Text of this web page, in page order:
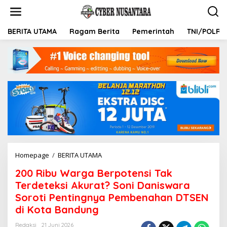
t
BERITA UTAMA Ragam Berita Pemerintah TNI/POLRI
Homepage / BERITA UTAMA
0
R
i
b
200 Ribu Warga Berpotensi Tak
Terdeteksi Akurat? Soni Daniswara
Soroti Pentingnya Pembenahan DTSEN
di Kota Bandung
Redaksi
21 Juni 2026